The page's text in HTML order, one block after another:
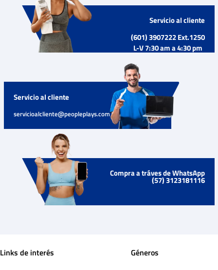
Servicio al cliente
(601) 3907222 Ext.1250
L-V 7:30 am a 4:30 pm
Servicio al cliente
servicioalcliente@peopleplays.com
Compra a tráves de WhatsApp
(57) 3123181116
Links de interés Géneros